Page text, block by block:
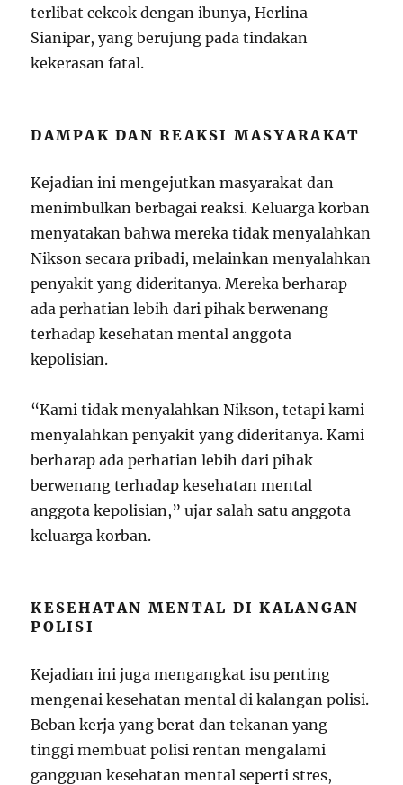
terlibat cekcok dengan ibunya, Herlina
Sianipar, yang berujung pada tindakan
kekerasan fatal.
DAMPAK DAN REAKSI MASYARAKAT
Kejadian ini mengejutkan masyarakat dan
menimbulkan berbagai reaksi. Keluarga korban
menyatakan bahwa mereka tidak menyalahkan
Nikson secara pribadi, melainkan menyalahkan
penyakit yang dideritanya. Mereka berharap
ada perhatian lebih dari pihak berwenang
terhadap kesehatan mental anggota
kepolisian.
“Kami tidak menyalahkan Nikson, tetapi kami
menyalahkan penyakit yang dideritanya. Kami
berharap ada perhatian lebih dari pihak
berwenang terhadap kesehatan mental
anggota kepolisian,” ujar salah satu anggota
keluarga korban.
KESEHATAN MENTAL DI KALANGAN
POLISI
Kejadian ini juga mengangkat isu penting
mengenai kesehatan mental di kalangan polisi.
Beban kerja yang berat dan tekanan yang
tinggi membuat polisi rentan mengalami
gangguan kesehatan mental seperti stres,